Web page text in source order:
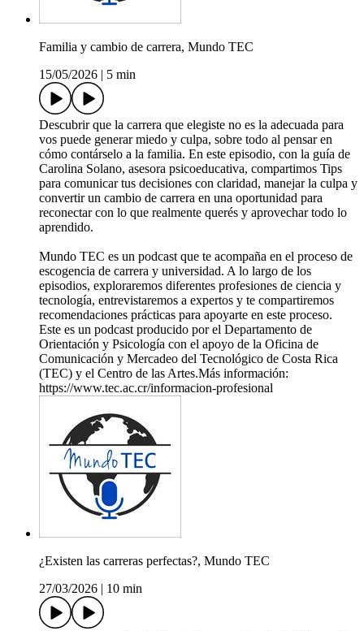
Familia y cambio de carrera, Mundo TEC
15/05/2026
5 min
Descubrir que la carrera que elegiste no es la adecuada para
vos puede generar miedo y culpa, sobre todo al pensar en
cómo contárselo a la familia. En este episodio, con la guía de
Carolina Solano, asesora psicoeducativa, compartimos Tips
para comunicar tus decisiones con claridad, manejar la culpa y
convertir un cambio de carrera en una oportunidad para
reconectar con lo que realmente querés y aprovechar todo lo
aprendido.
Mundo TEC es un podcast que te acompaña en el proceso de
escogencia de carrera y universidad. A lo largo de los
episodios, exploraremos diferentes profesiones de ciencia y
tecnología, entrevistaremos a expertos y te compartiremos
recomendaciones prácticas para apoyarte en este proceso.
Este es un podcast producido por el Departamento de
Orientación y Psicología con el apoyo de la Oficina de
Comunicación y Mercadeo del Tecnológico de Costa Rica
(TEC) y el Centro de las Artes.Más información:
https://www.tec.ac.cr/informacion-profesional
¿Existen las carreras perfectas?, Mundo TEC
27/03/2026
10 min